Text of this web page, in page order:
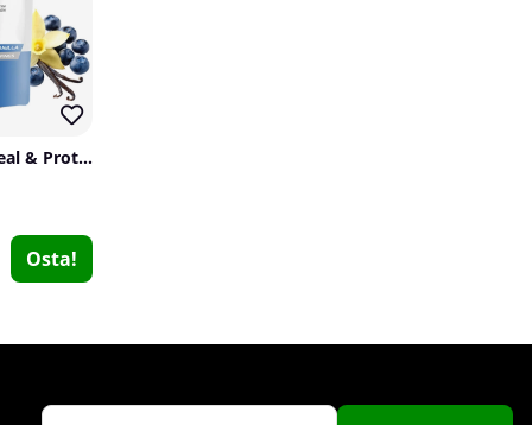
SOLID Nutrition Oatmeal & Protein Mix, 750 g
Osta!